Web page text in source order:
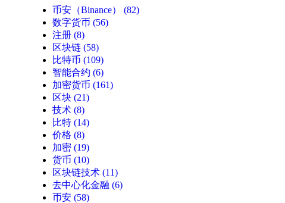
币安（Binance）
(82)
数字货币 (56)
注册 (8)
区块链 (58)
比特币 (109)
智能合约 (6)
加密货币 (161)
区块 (21)
技术 (8)
比特 (14)
价格 (8)
加密 (19)
货币 (10)
区块链技术 (11)
去中心化金融 (6)
币安 (58)